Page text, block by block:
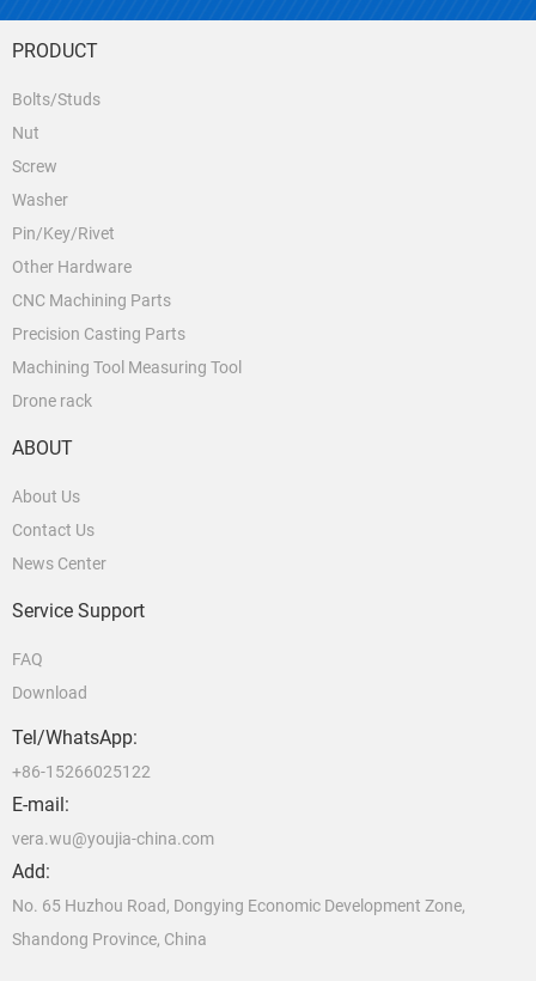
PRODUCT
Bolts/Studs
Nut
Screw
Washer
Pin/Key/Rivet
Other Hardware
CNC Machining Parts
Precision Casting Parts
Machining Tool Measuring Tool
Drone rack
ABOUT
About Us
Contact Us
News Center
Service Support
FAQ
Download
Tel/WhatsApp:
+86-15266025122
E-mail:
vera.wu@youjia-china.com
Add:
No. 65 Huzhou Road, Dongying Economic Development Zone,
Shandong Province, China